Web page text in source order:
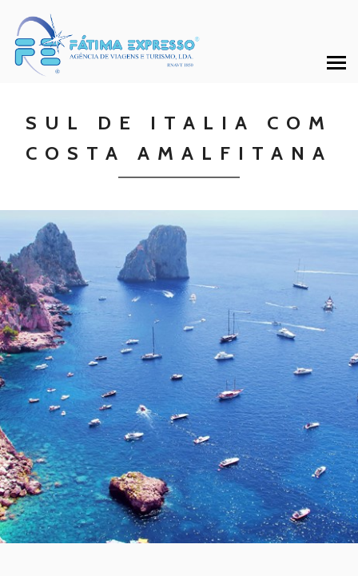
SUL DE ITALIA COM
COSTA AMALFITANA